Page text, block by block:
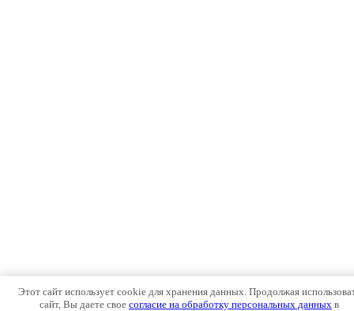
Этот сайт использует cookie для хранения данных. Продолжая
сайт, Вы даете свое согласие на обработку персональных данных в